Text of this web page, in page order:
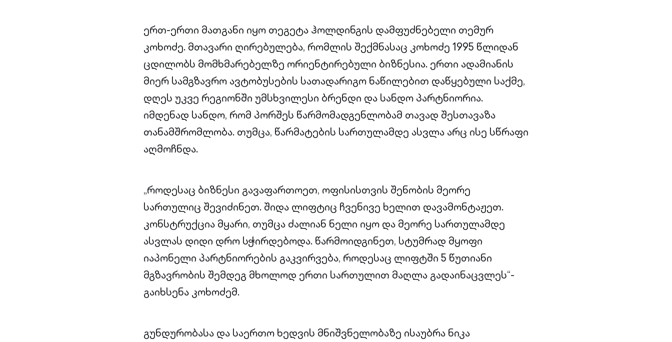
ერთ-ერთი მათგანი იყო თეგეტა ჰოლდინგის დამფუძნებელი თემურ
კოხოძე. მთავარი ღირებულება, რომლის შექმნასაც კოხოძე 1995 წლიდან
ცდილობს მომხმარებელზე ორიენტირებული ბიზნესია. ერთი ადამიანის
მიერ სამგზავრო ავტობუსების სათადარიგო ნაწილებით დაწყებული საქმე,
დღეს უკვე რეგიონში უმსხვილესი ბრენდი და სანდო პარტნიორია.
იმდენად სანდო, რომ პორშეს წარმომადგენლობამ თავად შესთავაზა
თანამშრომლობა. თუმცა, წარმატების სართულამდე ასვლა არც ისე სწრაფი
აღმოჩნდა.
„როდესაც ბიზნესი გავაფართოეთ, ოფისისთვის შენობის მეორე
სართულიც შევიძინეთ. შიდა ლიფტიც ჩვენივე ხელით დავამონტაჟეთ.
კონსტრუქცია მყარი, თუმცა ძალიან ნელი იყო და მეორე სართულამდე
ასვლას დიდი დრო სჭირდებოდა. წარმოიდგინეთ, სტუმრად მყოფი
იაპონელი პარტნიორების გაკვირვება, როდესაც ლიფტში 5 წუთიანი
მგზავრობის შემდეგ მხოლოდ ერთი სართულით მაღლა გადაინაცვლეს“-
გაიხსენა კოხოძემ.
გუნდურობასა და საერთო ხედვის მნიშვნელობაზე ისაუბრა ნიკა